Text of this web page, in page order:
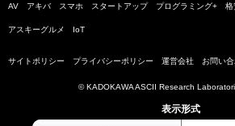
AV アキバ スマホ スタートアップ プログラミング+ 格
アスキーグルメ IoT
サイトポリシー プライバシーポリシー 運営会社 お問い
© KADOKAWA ASCII Research
表示形式